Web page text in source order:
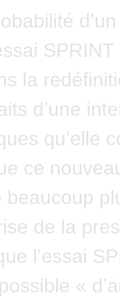
SPRINT
la
d’une
qu’elle
ce
beaucoup
de la
l’essai
«